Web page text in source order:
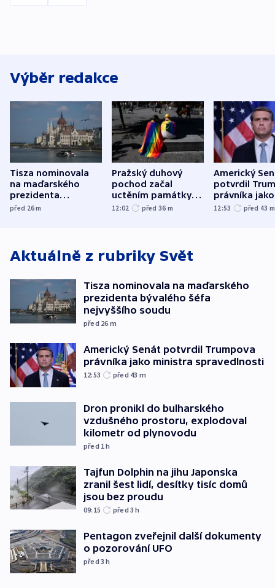
Výběr redakce
Tisza nominovala
na maďarského
prezidenta
bývalého šéfa
před 26m
Pražský duhový
pochod začal
uctěním památky
obětí berlínského
12:02 před 36 m
Americký
potvrdil
právníka jako
ministra
12:53 před 43 m
Aktuálně z rubriky Svět
Tisza nominovala na maďarského
prezidenta bývalého šéfa
nejvyššího soudu
před 26 m
Americký Senát potvrdil Trumpova
právníka jako ministra spravedlnosti
12:53 před 43 m
Dron pronikl do bulharského
vzdušného prostoru, explodoval
kilometr od plynovodu
před 1h
Tajfun Dolphin na jihu Japonska
zranil šest lidí, desítky tisíc domů
jsou bez proudu
09:15 před 3h
Pentagon zveřejnil další dokumenty
o pozorování UFO
před 3h